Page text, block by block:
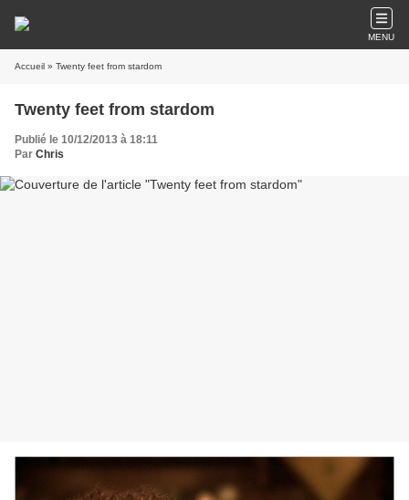
MENU
Accueil » Twenty feet from stardom
Twenty feet from stardom
Publié le 10/12/2013 à 18:11
Par Chris